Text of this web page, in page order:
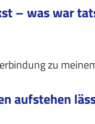
– was war
zu
aufstehen